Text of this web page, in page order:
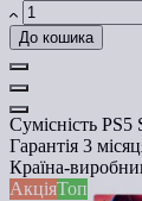
До кошика
Сумісність PS5
Гарантія 3
Країна-
АкціяТоп